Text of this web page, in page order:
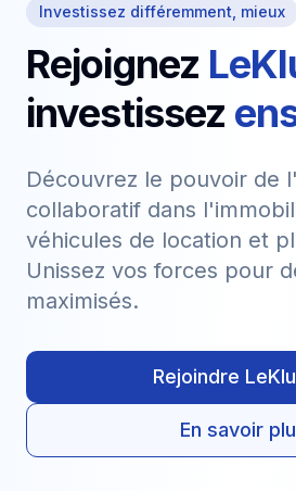
Investissez différemment, mieux
Rejoignez
investissez
Découvrez le pouvoir de
collaboratif dans
véhicules de location et
Unissez vos forces pour
maximisés.
Rejoindre
En savoir